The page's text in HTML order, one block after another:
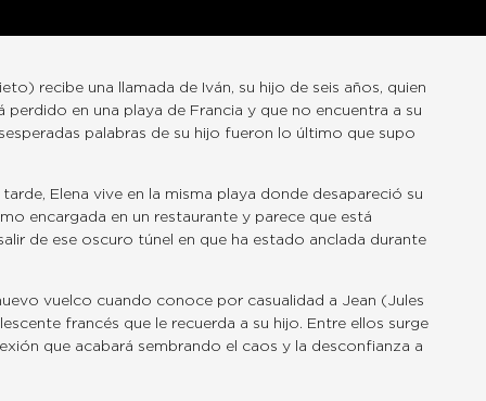
recibe una llamada de Iván, su hijo de seis años, quien
perdido en una playa de Francia y que no encuentra a su
palabras de su hijo fueron lo último que supo
Elena vive en la misma playa donde desapareció su
encargada en un restaurante y parece que está
de ese oscuro túnel en que ha estado anclada durante
vuelco cuando conoce por casualidad a Jean (Jules
francés que le recuerda a su hijo. Entre ellos surge
que acabará sembrando el caos y la desconfianza a